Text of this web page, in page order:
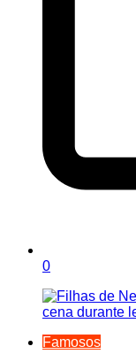
0
Famosos